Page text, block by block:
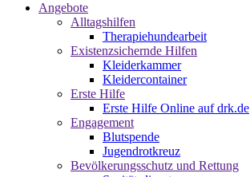
Angebote
Alltagshilfen
Therapiehundearbeit
Existenzsichernde Hilfen
Kleiderkammer
Kleidercontainer
Erste Hilfe
Erste Hilfe Online auf drk.de
Engagement
Blutspende
Jugendrotkreuz
Bevölkerungsschutz und Rettung